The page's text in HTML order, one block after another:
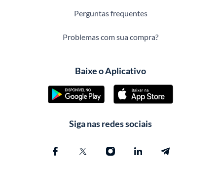
Perguntas frequentes
Problemas com sua compra?
Baixe o Aplicativo
Siga nas redes sociais